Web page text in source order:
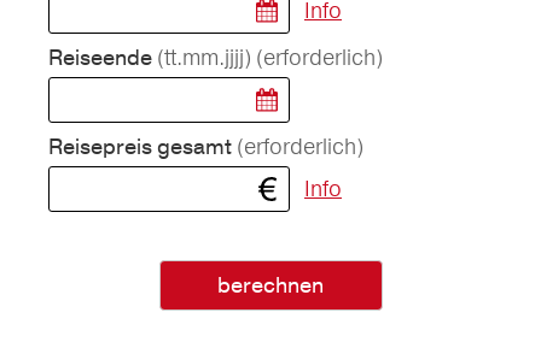
Info
Reiseende (tt.mm.jjjj) (erforderlich)
Reisepreis gesamt (erforderlich)
Info
berechnen